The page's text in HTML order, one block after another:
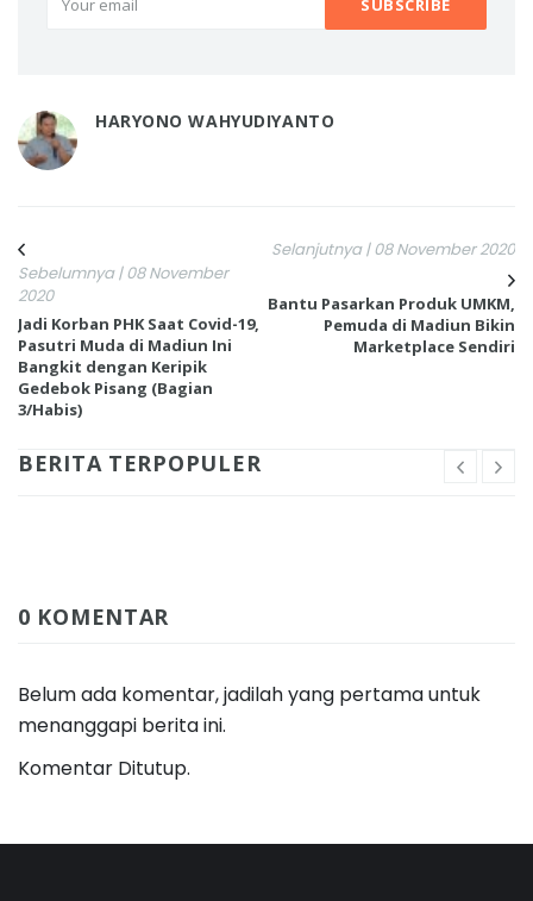
HARYONO WAHYUDIYANTO
Sebelumnya | 08 November
2020
Jadi Korban PHK Saat Covid-19,
Pasutri Muda di Madiun Ini
Bangkit dengan Keripik
Gedebok Pisang (Bagian
3/Habis)
Selanjutnya | 08 November 2020
Bantu Pasarkan Produk UMKM,
Pemuda di Madiun Bikin
Marketplace Sendiri
BERITA TERPOPULER
0 KOMENTAR
Belum ada komentar, jadilah yang pertama untuk
menanggapi berita ini.
Komentar Ditutup.